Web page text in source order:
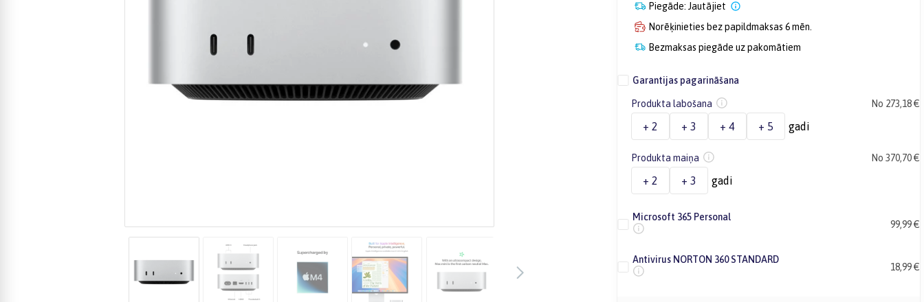
Piegāde: Jautājiet
Norēķinieties bez papildmaksas 6 mēn.
Bezmaksas piegāde uz pakomātiem
Garantijas pagarināšana
Produkta labošana No 273,18 €
+ 2 + 3 + 4 + 5 gadi
Produkta maiņa No 370,70 €
+ 2 + 3 gadi
Microsoft 365 Personal
99,99 €
Antivirus NORTON 360 STANDARD
18,99 €